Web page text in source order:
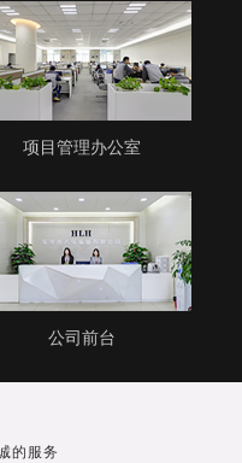
项目管理办公室
公司前台
的服务